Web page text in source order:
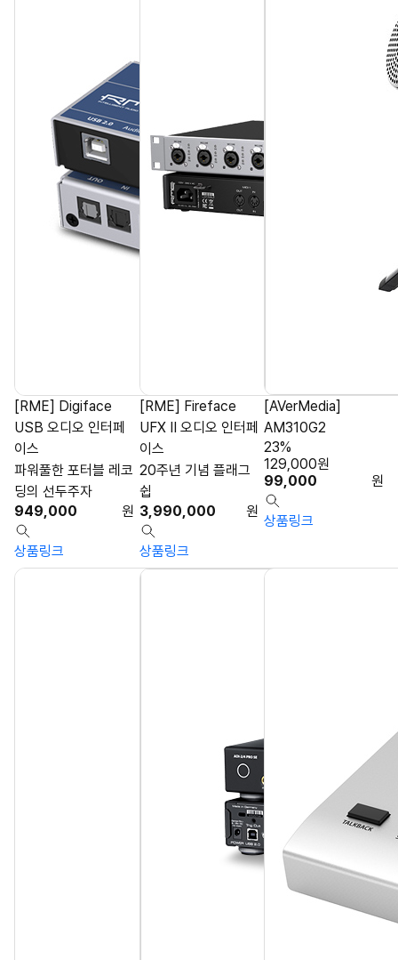
[RME] Digiface
USB 오디오 인터페
이스
파워풀한 포터블 레코
딩의 선두주자
949,000
원
상품링크
[RME] Fireface
UFX II 오디오 인터페
이스
20주년 기념 플래그
쉽
3,990,000
원
상품링크
[AVerMedia]
AM310G2
99,000 원
129,000원
23%
상품링크